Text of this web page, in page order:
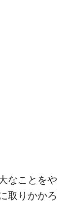
なことをや
取りかかろ